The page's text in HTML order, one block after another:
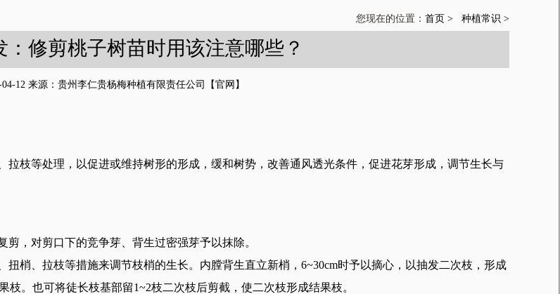
您现在的位置： 首页 > 种植常识 >
修剪桃子树苗时用该注意哪些？
12 来源：贵州李仁贵杨梅种植有限责任公司【官网】
枝等处理，以促进或维持树形的形成，缓和树势，改善通风透光条件，促进花芽形成，调节生长与
，对剪口下的竞争芽、背生过密强芽予以抹除。
、拉枝等措施来调节枝梢的生长。内膛背生直立新梢，6~30cm时予以摘心，以抽发二次枝，形成
。也可将徒长枝基部留1~2枝二次枝后剪截，使二次枝形成结果枝。